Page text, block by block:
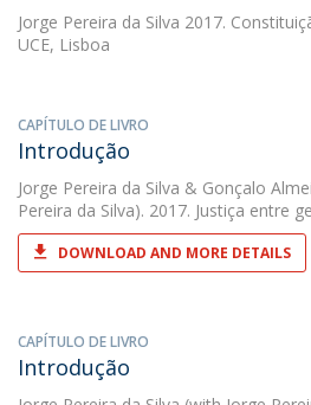
Jorge Pereira da Silva 2017.
UCE, Lisboa
CAPÍTULO DE LIVRO
Introdução
Jorge Pereira da Silva & Gonçalo
Pereira da Silva). 2017. Justiça entre
DOWNLOAD AND MORE DETAILS
CAPÍTULO DE LIVRO
Introdução